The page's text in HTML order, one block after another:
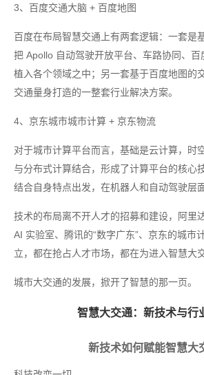
3、百度交通大脑 + 百度地图
百度在布局智慧交通上有两套逻辑：一套是
把 Apollo 自动驾驶开放平台、车路协同、
植入各个领域之中；另一套基于百度地图的
交通量身打造的一整套行业解决方案。
4、京东城市城市计算 + 京东物流
对于城市计算平台而言，基础是云计算，时
与分布式计算结合，形成了计算平台的核心
结合自身特点出发，在机器人和自动驾驶层
技术的布局离不开人才的招募和建设，阿里
AI 实验室、腾讯的“数字广东”、京东的城市
立，都在抢占人才市场，都在为进入智慧大
城市大交通的发展，掀开了智慧的那一页。
智慧大交通：新技术与行
新技术如何赋能智慧大